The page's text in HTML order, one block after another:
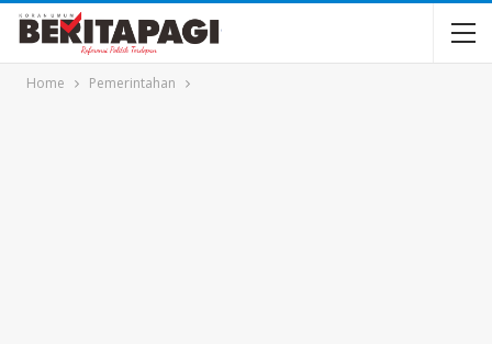
Home Pemerintahan